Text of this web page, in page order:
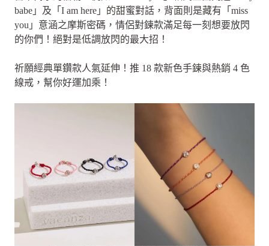
babe」及「I am here」的甜蜜對話，背面則是藏有「miss
you」意涵之摩斯密碼，情侶對鍊款滿足每一刻想要放閃
的你們！絕對是低調放閃的最大招！
祈願經典單鑽款人氣延伸！推 18 款新色手鍊與熱銷 4 色
線戒，幫你好運加乘！